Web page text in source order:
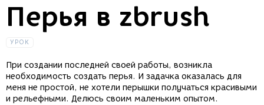
Перья в zbrush
УРОК
При создании последней своей работы, возникла
необходимость создать перья. И задачка оказалась для
меня не простой, не хотели перышки получаться красивыми
и рельефными. Делюсь своим маленьким опытом.